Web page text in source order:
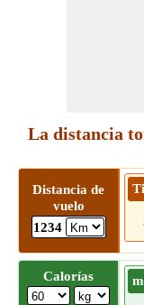
La distancia
Distancia de
vuelo
1234
Calorías